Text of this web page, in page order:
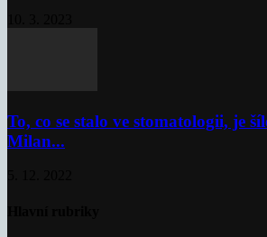
To, co se stalo ve stomatologii, je
Milan...